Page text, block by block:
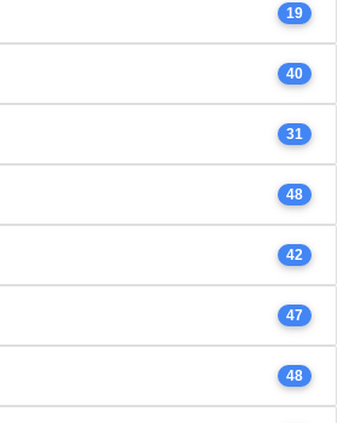
19
40
31
48
42
47
48